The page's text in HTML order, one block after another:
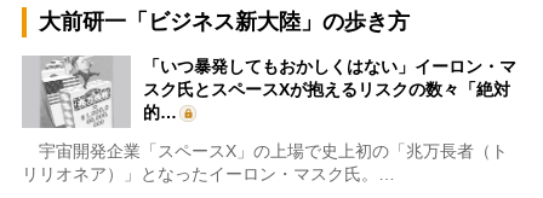
大前研一「ビジネス新大陸」の歩き方
「いつ暴発してもおかしくはない」イーロン・マ
スク氏とスペースXが抱えるリスクの数々「絶対
的…
宇宙開発企業「スペースX」の上場で史上初の「兆万長者（ト
リリオネア）」となったイーロン・マスク氏。…